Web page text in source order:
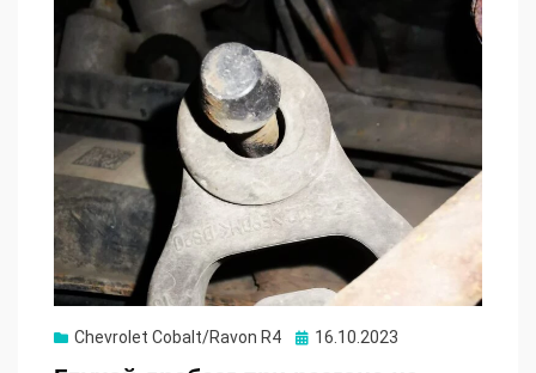
Chevrolet Cobalt/Ravon R4 Опубликовано
16.10.2023